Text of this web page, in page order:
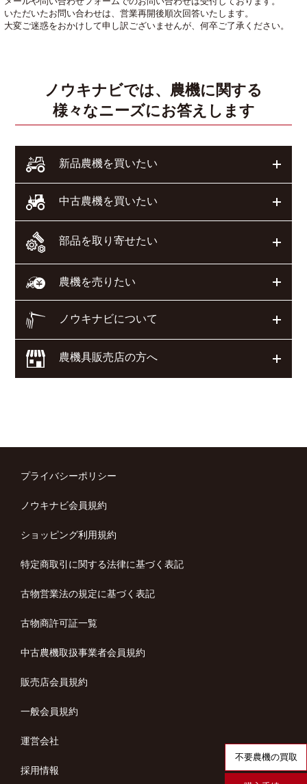
不要農機の買取
いただいたお問い合わせは、営業再開後順次回答いたします。
大変ご迷惑をおかけして申し訳ございませんが、何卒ご了承ください。
ノウキナビでは、農機に関する
様々なニーズにお答えします
新品農機を買いたい
中古農機を買いたい
部品を取り寄せたい
農機を売りたい
ノウキナビについて
農機具販売店の方へ
プライバシーポリシー
ノウキナビ会員規約
ショッピング利用規約
特定商取引に関する法律に基づく表記
古物営業法の規定に基づく表記
古物商許可証一覧
中古農機取扱事業者会員規約
販売店会員規約
一般会員規約
運営会社
採用情報